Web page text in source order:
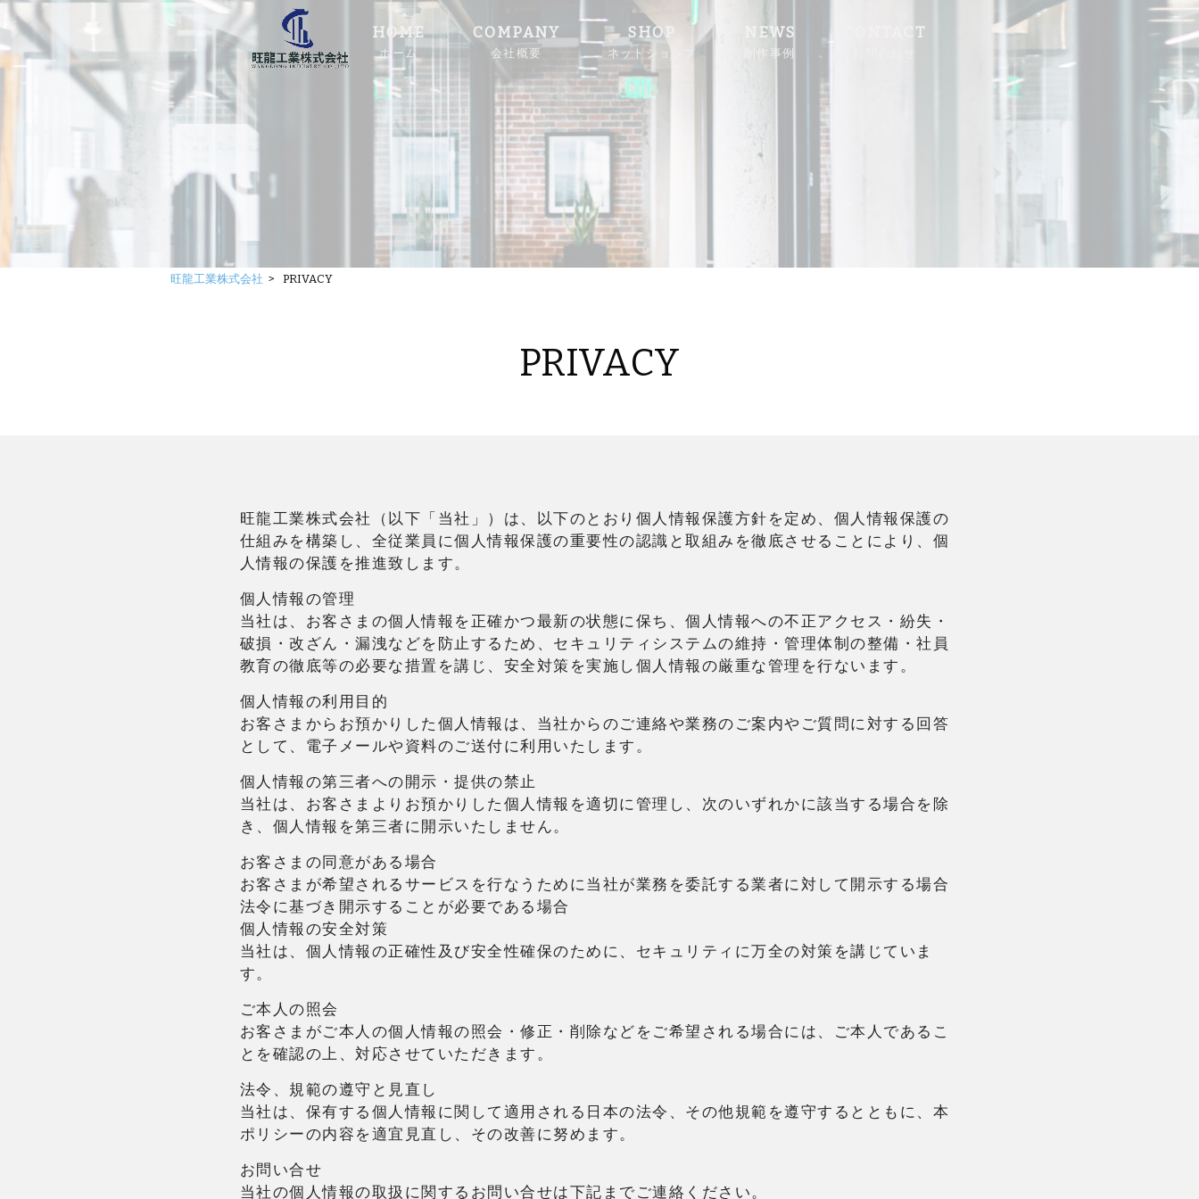
HOME
ホーム
COMPANY
会社概要
SHOP
ネットショップ
NEWS
制作事例
CONTACT
旺龍工業株式会社 > PRIVACY
PRIVACY
旺龍工業株式会社（以下「当社」）は、以下のとおり個人情報保護方針を定め、個人情報保護の
仕組みを構築し、全従業員に個人情報保護の重要性の認識と取組みを徹底させることにより、個
人情報の保護を推進致します。
個人情報の管理
当社は、お客さまの個人情報を正確かつ最新の状態に保ち、個人情報への不正アクセス・紛失・
破損・改ざん・漏洩などを防止するため、セキュリティシステムの維持・管理体制の整備・社員
教育の徹底等の必要な措置を講じ、安全対策を実施し個人情報の厳重な管理を行ないます。
個人情報の利用目的
お客さまからお預かりした個人情報は、当社からのご連絡や業務のご案内やご質問に対する回答
として、電子メールや資料のご送付に利用いたします。
個人情報の第三者への開示・提供の禁止
当社は、お客さまよりお預かりした個人情報を適切に管理し、次のいずれかに該当する場合を除
き、個人情報を第三者に開示いたしません。
お客さまの同意がある場合
お客さまが希望されるサービスを行なうために当社が業務を委託する業者に対して開示する場合
法令に基づき開示することが必要である場合
個人情報の安全対策
当社は、個人情報の正確性及び安全性確保のために、セキュリティに万全の対策を講じていま
す。
ご本人の照会
お客さまがご本人の個人情報の照会・修正・削除などをご希望される場合には、ご本人であるこ
とを確認の上、対応させていただきます。
法令、規範の遵守と見直し
当社は、保有する個人情報に関して適用される日本の法令、その他規範を遵守するとともに、本
ポリシーの内容を適宜見直し、その改善に努めます。
お問い合せ
当社の個人情報の取扱に関するお問い合せは下記までご連絡ください。